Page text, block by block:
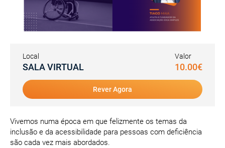
Local
SALA VIRTUAL
Valor
10.00€
Rever Agora
Vivemos numa época em que felizmente os temas da
inclusão e da acessibilidade para pessoas com deficiência
são cada vez mais abordados.